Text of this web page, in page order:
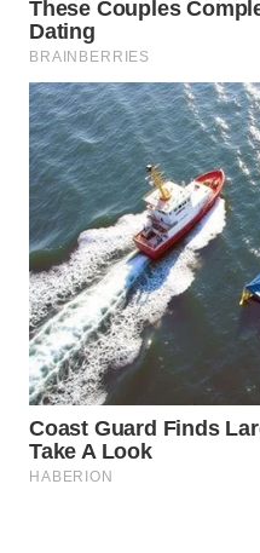
WN
MANDALIKA
WN
LIKUPANG
WN
LABUANBAJO
WN
BORNEO
Wahana
Media
Group
WAHANA